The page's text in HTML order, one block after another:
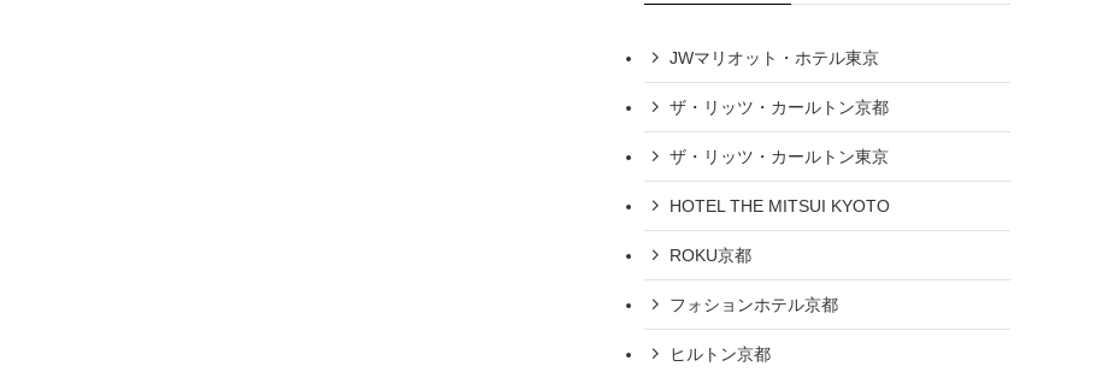
JWマリオット・ホテル東京
ザ・リッツ・カールトン京都
ザ・リッツ・カールトン東京
HOTEL THE MITSUI KYOTO
ROKU京都
フォションホテル京都
ヒルトン京都